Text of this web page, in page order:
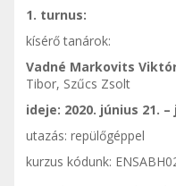
1. turnus:
kísérő tanárok:
Vadné Markovits
Tibor, Szűcs Zsolt
ideje: 2020. június 21. –
utazás: repülőgéppel
kurzus kódunk: